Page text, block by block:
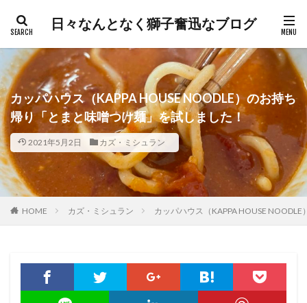
日々なんとなく獅子奮迅なブログ
カッパハウス（KAPPA HOUSE NOODLE）のお持ち
帰り「とまと味噌つけ麺」を試しました！
2021年5月2日 カズ・ミシュラン
HOME カズ・ミシュラン カッパハウス（KAPPA HOUSE